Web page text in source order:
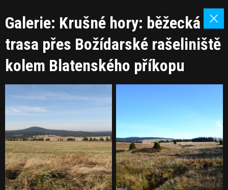
Galerie: Krušné hory: běžecká
trasa přes Božídarské rašeliniště
kolem Blatenského příkopu